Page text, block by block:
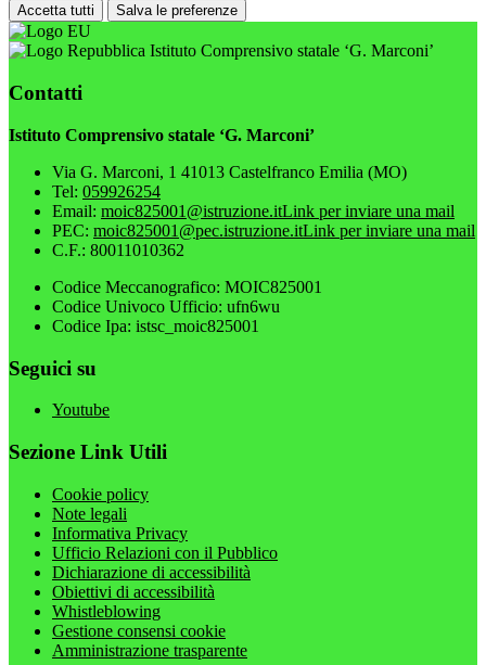
Accetta tutti Salva le preferenze
Istituto Comprensivo statale ‘G. Marconi’
Contatti
Istituto Comprensivo statale ‘G. Marconi’
Via G. Marconi, 1 41013 Castelfranco Emilia (MO)
Tel: 059926254
Email: moic825001@istruzione.itLink per inviare una mail
PEC: moic825001@pec.istruzione.itLink per inviare una mail
C.F.: 80011010362
Codice Meccanografico: MOIC825001
Codice Univoco Ufficio: ufn6wu
Codice Ipa: istsc_moic825001
Seguici su
Youtube
Sezione Link Utili
Cookie policy
Note legali
Informativa Privacy
Ufficio Relazioni con il Pubblico
Dichiarazione di accessibilità
Obiettivi di accessibilità
Whistleblowing
Gestione consensi cookie
Amministrazione trasparente